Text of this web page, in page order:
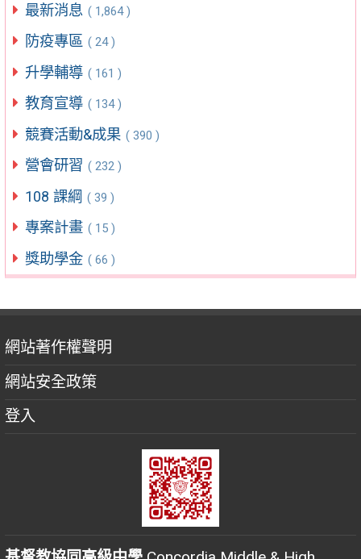
最新消息 ( 1,864 )
防疫專區 ( 24 )
升學輔導 ( 161 )
教育宣導 ( 134 )
競賽活動&成果 ( 390 )
營會研習 ( 232 )
108 課綱 ( 39 )
專案計畫 ( 15 )
獎助學金 ( 66 )
網站著作權聲明
網站安全政策
登入